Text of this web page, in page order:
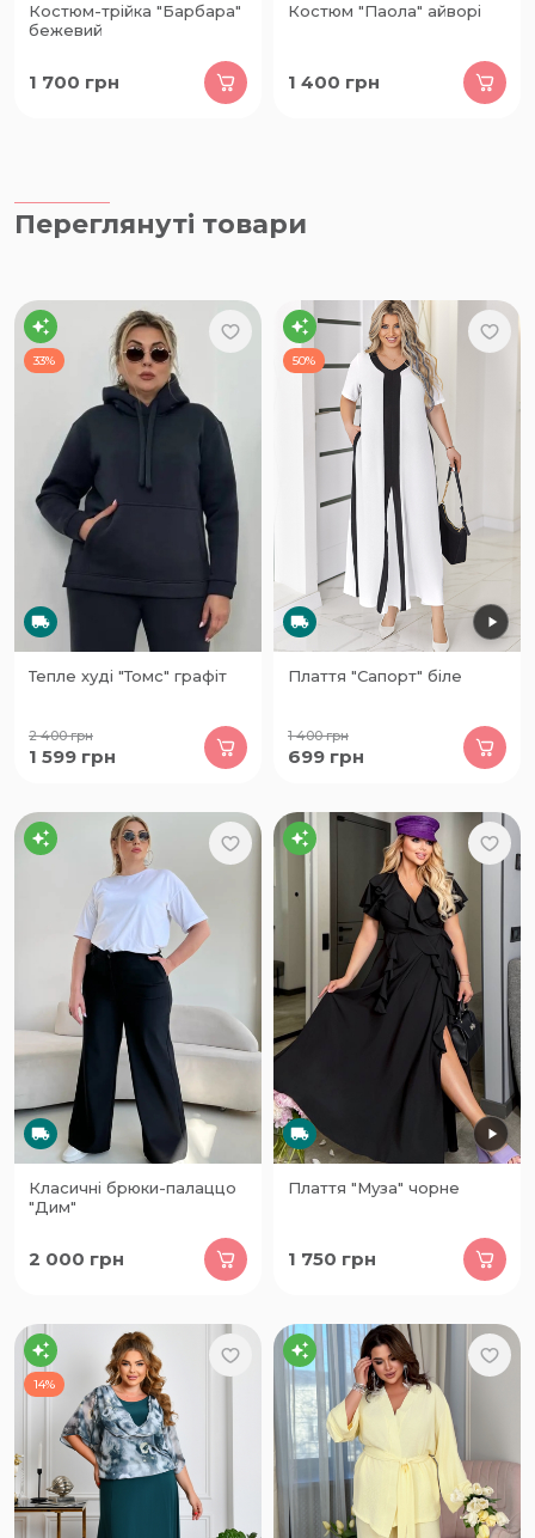
Костюм-трійка "Барбара"
бежевий
1 700 грн
Костюм "Паола" айворі
1 400 грн
Переглянуті товари
33%
Тепле худі "Томс" графіт
2 400грн
1 599 грн
50%
Плаття "Сапорт" біле
1 400грн
699 грн
Класичні брюки-палаццо
"Дим"
2 000 грн
Плаття "Муза" чорне
1 750 грн
14%